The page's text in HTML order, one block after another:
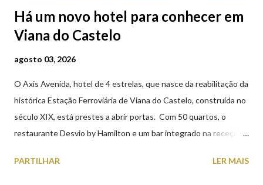
Há um novo hotel para conhecer em
Viana do Castelo
agosto 03, 2026
O Axis Avenida, hotel de 4 estrelas, que nasce da reabilitação da
histórica Estação Ferroviária de Viana do Castelo, construída no
século XIX, está prestes a abrir portas. Com 50 quartos, o
restaurante Desvio by Hamilton e um bar integrado na receção,
peças históricas cedidas pela IP Património que homenageiam a
PARTILHAR LER MAIS